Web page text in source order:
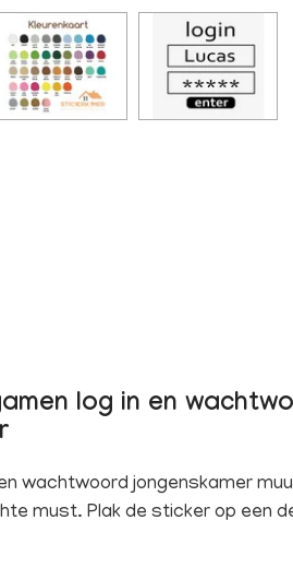
log in en
wachtwoord jongenskamer
must. Plak de sticker op een